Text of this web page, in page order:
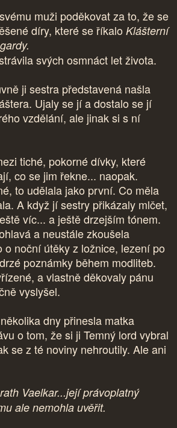
muži poděkovat za to, že se
díry, které se říkalo Klášterní
svých osmnáct let života.
ji sestra představená našla
Ujaly se jí a dostalo se jí
vzdělání, ale jinak si s ní
tiché, pokorné dívky, které
co se jim řekne... naopak.
to udělala jako první. Co měla
A když jí sestry přikázaly mlčet,
víc... a ještě drzejším tónem.
a neustále zkoušela
o noční útěky z ložnice, lezení po
poznámky během modliteb.
a vlastně děkovaly pánu
vyslyšel.
dny přinesla matka
o tom, že si ji Temný lord vybral
se z té noviny nehroutily. Ale ani
Vaelkar...její právoplatný
ale nemohla uvěřit.